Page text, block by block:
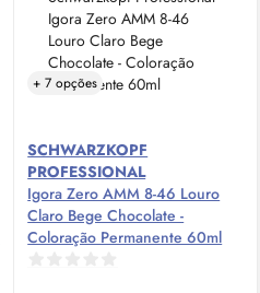
+ 7 opções
SCHWARZKOPF
PROFESSIONAL
Igora Zero AMM 8-46 Louro
Claro Bege Chocolate -
Coloração Permanente 60ml